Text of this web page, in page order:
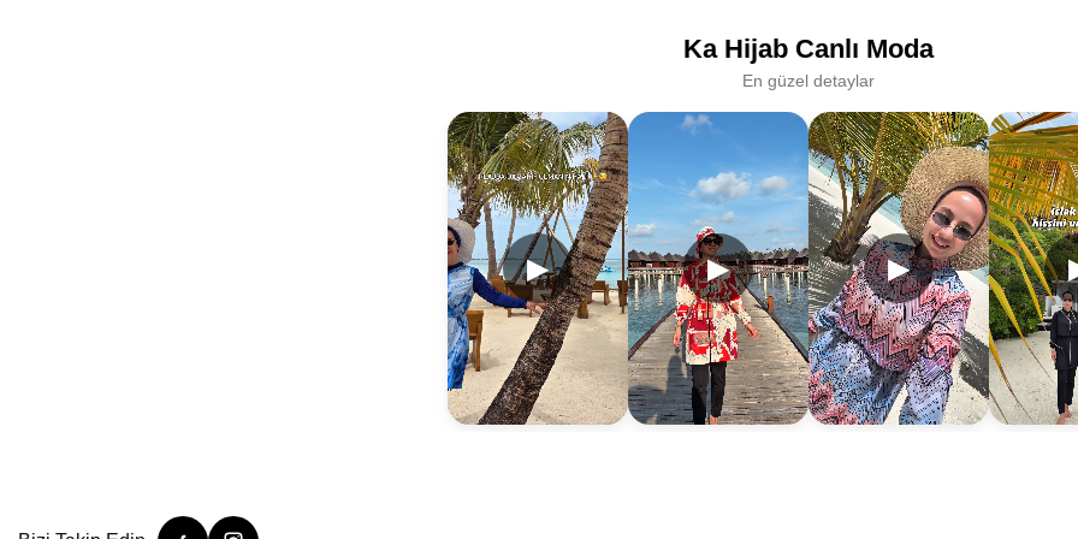
Ka Hijab Canlı Moda
En güzel detaylar
▶ ▶ ▶